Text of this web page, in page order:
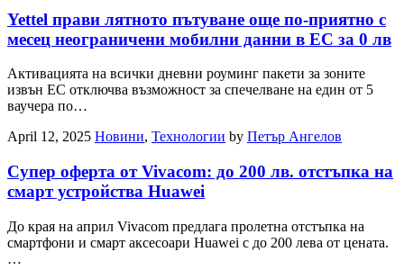
Yettel прави лятното пътуване още по-приятно с
месец неограничени мобилни данни в ЕС за 0 лв
Активацията на всички дневни роуминг пакети за зоните
извън ЕС отключва възможност за спечелване на един от 5
ваучера по…
April 12, 2025 Новини, Технологии by Петър Ангелов
Супер оферта от Vivacom: до 200 лв. отстъпка на
смарт устройства Huawei
До края на април Vivacom предлага пролетна отстъпка на
смартфони и смарт аксесоари Huawei с до 200 лева от цената.
…